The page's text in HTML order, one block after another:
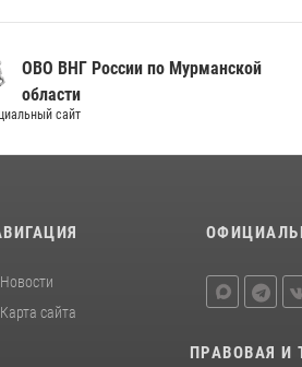
ОВО ВНГ России по Мурманской
области
сайт
Новости
Карта сайта
ПРАВОВАЯ И